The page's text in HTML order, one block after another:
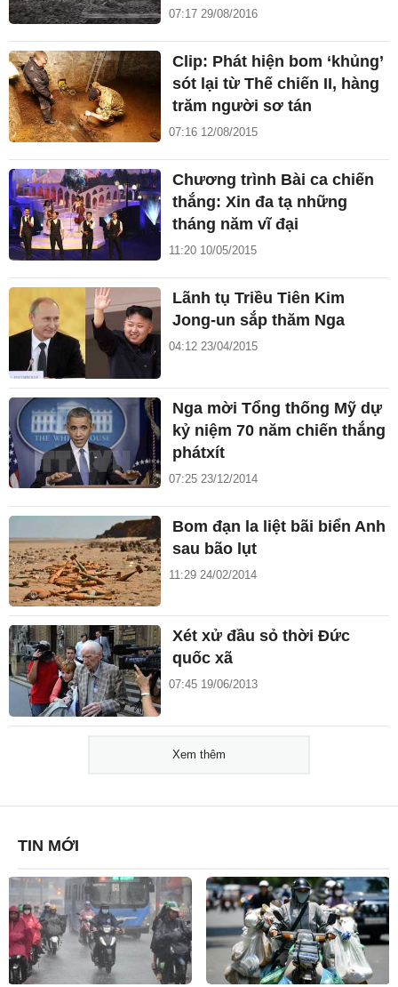
07:17 29/08/2016
Clip: Phát hiện bom ‘khủng’
sót lại từ Thế chiến II, hàng
trăm người sơ tán
07:16 12/08/2015
Chương trình Bài ca chiến
thắng: Xin đa tạ những
tháng năm vĩ đại
11:20 10/05/2015
Lãnh tụ Triều Tiên Kim
Jong-un sắp thăm Nga
04:12 23/04/2015
Nga mời Tổng thống Mỹ dự
kỷ niệm 70 năm chiến thắng
phátxít
07:25 23/12/2014
Bom đạn la liệt bãi biển Anh
sau bão lụt
11:29 24/02/2014
Xét xử đầu sỏ thời Đức
quốc xã
07:45 19/06/2013
Xem thêm
TIN MỚI